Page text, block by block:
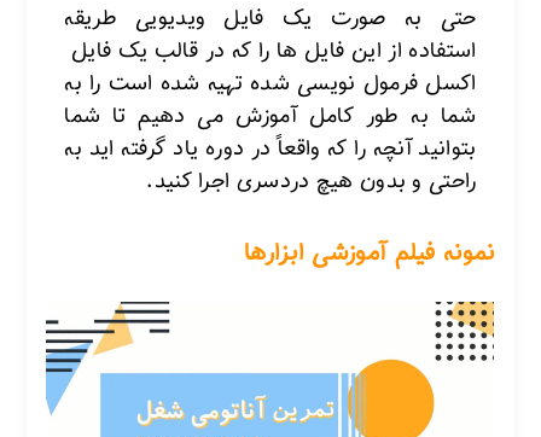
حتی به صورت یک فایل ویدیویی طریقه
استفاده از این فایل ها را که در قالب یک فایل
اکسل فرمول نویسی شده تهیه شده است را به
شما به طور کامل آموزش می دهیم تا شما
بتوانید آنچه را که واقعاً در دوره یاد گرفته اید به
راحتی و بدون هیچ دردسری اجرا کنید.
نمونه فیلم آموزشی ابزارها